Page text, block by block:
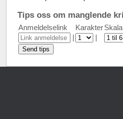
Tips oss om manglende
Anmeldelselink KarakterSkala
|
|